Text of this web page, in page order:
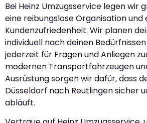
Bei Heinz Umzugsservice legen wir
eine reibungslose Organisation und
Kundenzufriedenheit. Wir planen
individuell nach deinen
jederzeit für Fragen und Anliegen
modernen Transportfahrzeugen
Ausrüstung sorgen wir dafür, dass
Düsseldorf nach Reutlingen sicher
abläuft.